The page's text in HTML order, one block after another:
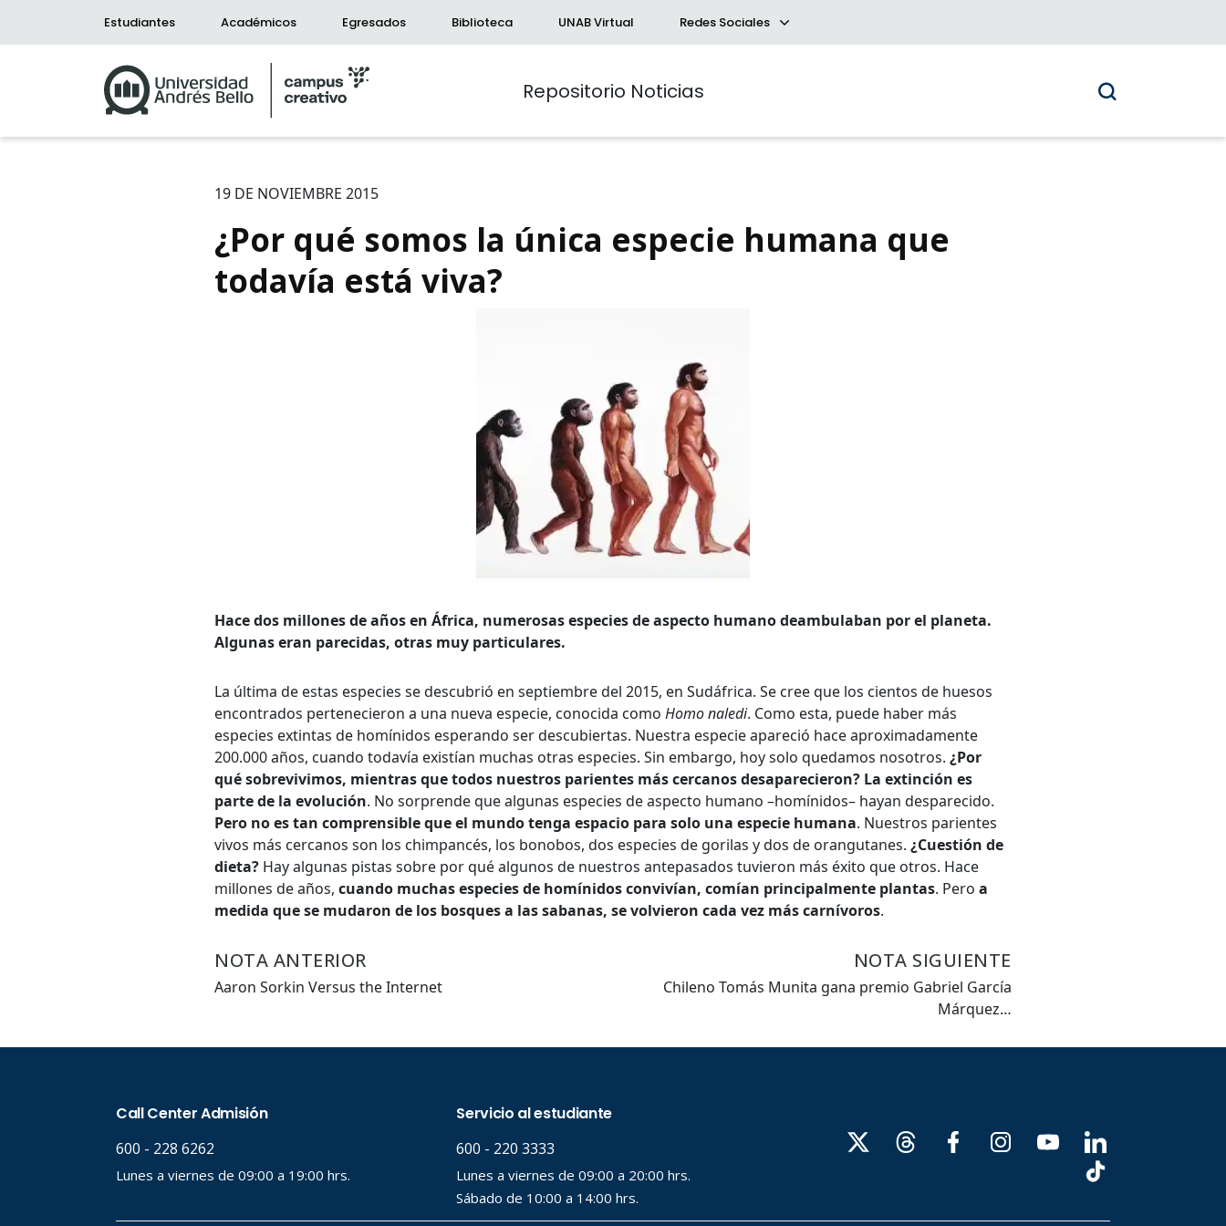
Estudiantes Académicos Egresados Biblioteca UNAB Virtual Redes Sociales
Repositorio Noticias
19 DE NOVIEMBRE 2015
¿Por qué somos la única especie humana que
todavía está viva?
Hace dos millones de años en África, numerosas especies de aspecto humano deambulaban por el planeta.
Algunas eran parecidas, otras muy particulares.
La última de estas especies se descubrió en septiembre del 2015, en Sudáfrica. Se cree que los cientos de huesos
encontrados pertenecieron a una nueva especie, conocida comoHomo naledi. Como esta, puede haber más
especies extintas de homínidos esperando ser descubiertas. Nuestra especie apareció hace aproximadamente
200.000 años, cuando todavía existían muchas otras especies. Sin embargo, hoy solo quedamos nosotros.¿Por
qué sobrevivimos, mientras que todos nuestros parientes más cercanos desaparecieron? La extinción es
parte de la evolución. No sorprende que algunas especies de aspecto humano –homínidos– hayan desparecido.
Pero no es tan comprensible que el mundo tenga espacio para solo una especie humana. Nuestros parientes
vivos más cercanos son los chimpancés, los bonobos, dos especies de gorilas y dos de orangutanes.¿Cuestión de
dieta? Hay algunas pistas sobre por qué algunos de nuestros antepasados tuvieron más éxito que otros. Hace
millones de años,cuando muchas especies de homínidos convivían, comían principalmente plantas. Peroa
medida que se mudaron de los bosques a las sabanas, se volvieron cada vez más carnívoros.
NOTA ANTERIOR
Aaron Sorkin Versus the Internet
NOTA SIGUIENTE
Chileno Tomás Munita gana premio Gabriel García
Márquez…
Palabra clave
Desde...
Hasta...